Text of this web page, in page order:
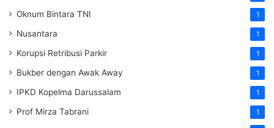
Oknum Bintara TNI 1
Nusantara 1
Korupsi Retribusi Parkir 1
Bukber dengan Awak Away 1
IPKD Kopelma Darussalam 1
Prof Mirza Tabrani 1